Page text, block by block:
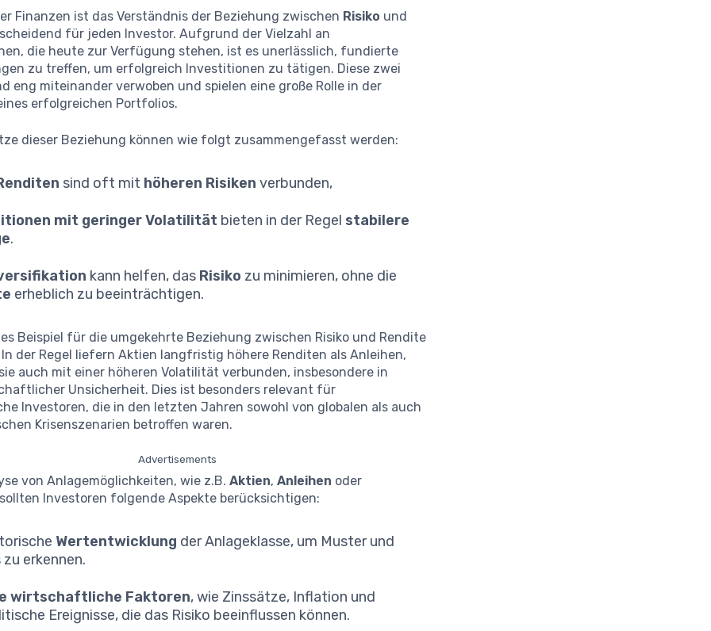
Finanzen ist das Verständnis der Beziehung zwischen Risiko und
für jeden Investor. Aufgrund der Vielzahl an
die heute zur Verfügung stehen, ist es unerlässlich, fundierte
zu treffen, um erfolgreich Investitionen zu tätigen. Diese zwei
eng miteinander verwoben und spielen eine große Rolle in der
erfolgreichen Portfolios.
dieser Beziehung können wie folgt zusammengefasst werden:
sind oft mit höheren Risiken verbunden,
mit geringer Volatilität bieten in der Regelstabilere
.
kann helfen, das Risiko zu minimieren, ohne die
erheblich zu beeinträchtigen.
Beispiel für die umgekehrte Beziehung zwischen Risiko und Rendite
In der Regel liefern Aktien langfristig höhere Renditen als Anleihen,
auch mit einer höheren Volatilität verbunden, insbesondere in
Unsicherheit. Dies ist besonders relevant für
Investoren, die in den letzten Jahren sowohl von globalen als auch
Krisenszenarien betroffen waren.
Advertisements
von Anlagemöglichkeiten, wie z.B.Aktien,Anleihen oder
Investoren folgende Aspekte berücksichtigen:
Wertentwicklung der Anlageklasse, um Muster und
erkennen.
wirtschaftliche Faktoren, wie Zinssätze, Inflation und
Ereignisse, die das Risiko beeinflussen können.